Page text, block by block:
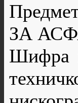
ЗА
Шифра